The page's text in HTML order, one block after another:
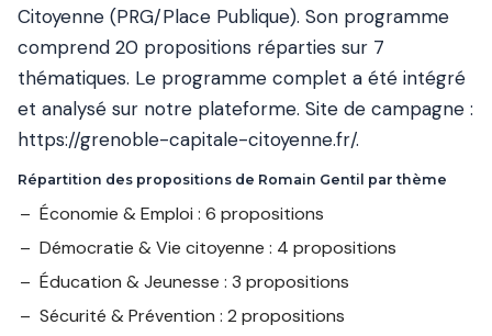
Citoyenne (PRG/Place Publique). Son programme
comprend 20 propositions réparties sur 7
thématiques. Le programme complet a été intégré
et analysé sur notre plateforme. Site de campagne :
https://grenoble-capitale-citoyenne.fr/.
Répartition des propositions de Romain Gentil par thème
Économie & Emploi : 6 propositions
Démocratie & Vie citoyenne : 4 propositions
Éducation & Jeunesse : 3 propositions
Sécurité & Prévention : 2 propositions